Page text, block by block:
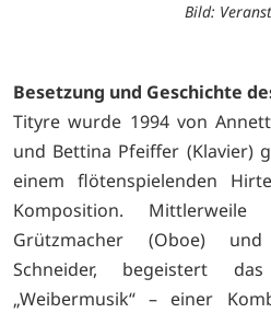
Bild:
Besetzung und Geschichte
Tityre wurde 1994 von
und Bettina Pfeiffer (Klavier)
einem flötenspielenden
Komposition.
Grützmacher (Oboe) und
Schneider, begeistert
„Weibermusik“ – einer